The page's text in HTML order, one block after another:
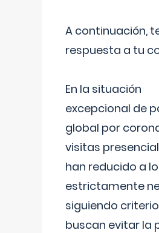
A continuación,
respuesta a tu
En la situación
excepcional de
global por
visitas
han reducido a
estrictamente
siguiendo
buscan evitar la